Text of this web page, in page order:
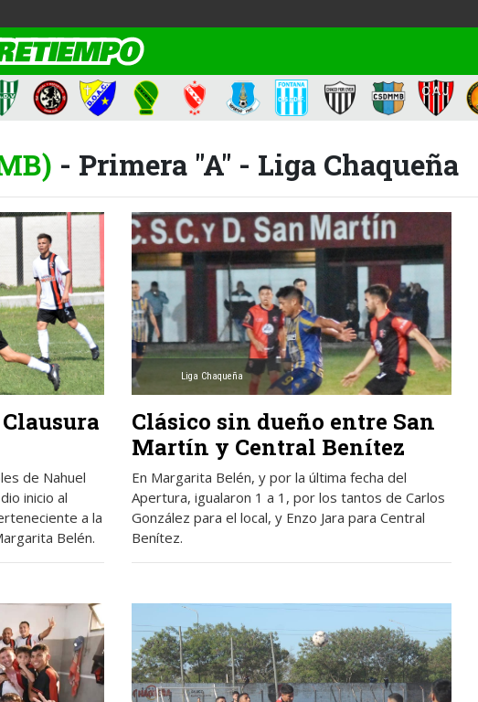
- Primera "A" - Liga Chaqueña
de Nahuel
inicio al
a la
Belén.
Liga Chaqueña
Clásico sin dueño entre San
Martín y Central Benítez
En Margarita Belén, y por la última fecha del
Apertura, igualaron 1 a 1, por los tantos de Carlos
González para el local, y Enzo Jara para Central
Benítez.